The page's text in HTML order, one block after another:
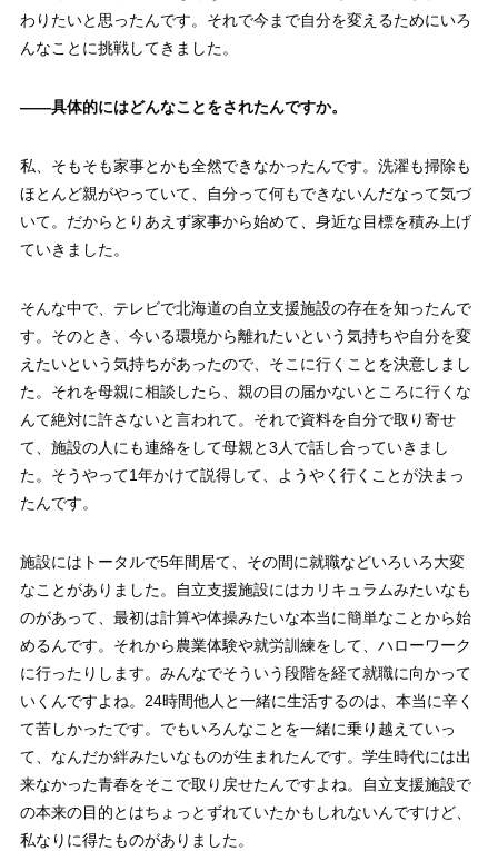
わりたいと思ったんです。それで今まで自分を変えるためにいろ
んなことに挑戦してきました。
——具体的にはどんなことをされたんですか。
私、そもそも家事とかも全然できなかったんです。洗濯も掃除も
ほとんど親がやっていて、自分って何もできないんだなって気づ
いて。だからとりあえず家事から始めて、身近な目標を積み上げ
ていきました。
そんな中で、テレビで北海道の自立支援施設の存在を知ったんで
す。そのとき、今いる環境から離れたいという気持ちや自分を変
えたいという気持ちがあったので、そこに行くことを決意しまし
た。それを母親に相談したら、親の目の届かないところに行くな
んて絶対に許さないと言われて。それで資料を自分で取り寄せ
て、施設の人にも連絡をして母親と3人で話し合っていきまし
た。そうやって1年かけて説得して、ようやく行くことが決まっ
たんです。
施設にはトータルで5年間居て、その間に就職などいろいろ大変
なことがありました。自立支援施設にはカリキュラムみたいなも
のがあって、最初は計算や体操みたいな本当に簡単なことから始
めるんです。それから農業体験や就労訓練をして、ハローワーク
に行ったりします。みんなでそういう段階を経て就職に向かって
いくんですよね。24時間他人と一緒に生活するのは、本当に辛く
て苦しかったです。でもいろんなことを一緒に乗り越えていっ
て、なんだか絆みたいなものが生まれたんです。学生時代には出
来なかった青春をそこで取り戻せたんですよね。自立支援施設で
の本来の目的とはちょっとずれていたかもしれないんですけど、
私なりに得たものがありました。